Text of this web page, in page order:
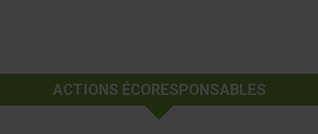
ACTIONS ÉCORESPONSABLES